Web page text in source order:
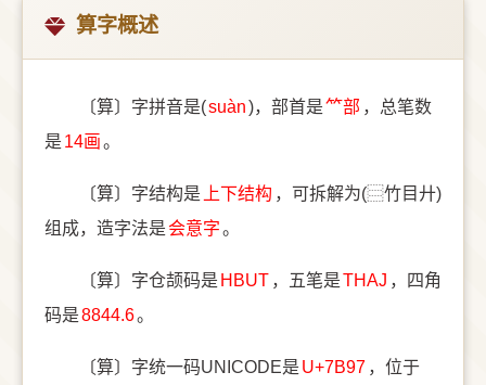
算字概述
〔算〕字拼音是(suàn)，部首是⺮部 ，总笔数
是 14画。
〔算〕字结构是 上下结构 ，可拆解为(⿳竹目廾)
组成，造字法是 会意字。
〔算〕字仓颉码是 HBUT ，五笔是THAJ ，四角
码是8844.6。
〔算〕字统一码UNICODE是 U+7B97 ，位于